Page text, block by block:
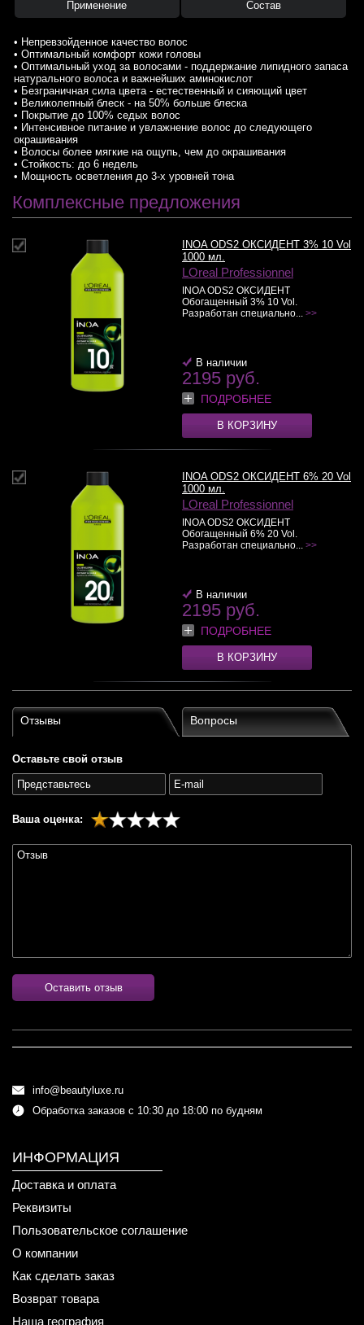
Применение Состав
• Непревзойденное качество волос
• Оптимальный комфорт кожи головы
• Оптимальный уход за волосами - поддержание липидного запаса
натурального волоса и важнейших аминокислот
• Безграничная сила цвета - естественный и сияющий цвет
• Великолепный блеск - на 50% больше блеска
• Покрытие до 100% седых волос
• Интенсивное питание и увлажнение волос до следующего
окрашивания
• Волосы более мягкие на ощупь, чем до окрашивания
• Стойкость: до 6 недель
• Мощность осветления до 3-х уровней тона
Комплексные предложения
INOA ODS2 ОКСИДЕНТ 3% 10 Vol
1000 мл.
LOreal Professionnel
INOA ODS2 ОКСИДЕНТ
Обогащенный 3% 10 Vol.
Разработан специально... >>
В наличии
2195 руб.
ПОДРОБНЕЕ
В КОРЗИНУ
INOA ODS2 ОКСИДЕНТ 6% 20 Vol
1000 мл.
LOreal Professionnel
INOA ODS2 ОКСИДЕНТ
Обогащенный 6% 20 Vol.
Разработан специально... >>
В наличии
2195 руб.
ПОДРОБНЕЕ
В КОРЗИНУ
Отзывы Вопросы
Оставьте свой отзыв
Ваша оценка:
Оставить отзыв
info@beautyluxe.ru
Обработка заказов с 10:30 до 18:00 по будням
ИНФОРМАЦИЯ
Доставка и оплата
Реквизиты
Пользовательское соглашение
О компании
Как сделать заказ
Возврат товара
Наша география